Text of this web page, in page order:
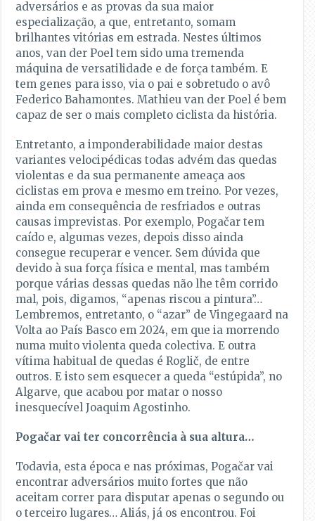
adversários e as provas da sua maior
especialização, a que, entretanto, somam
brilhantes vitórias em estrada. Nestes últimos
anos, van der Poel tem sido uma tremenda
máquina de versatilidade e de força também. E
tem genes para isso, via o pai e sobretudo o avô
Federico Bahamontes. Mathieu van der Poel é bem
capaz de ser o mais completo ciclista da história.
Entretanto, a imponderabilidade maior destas
variantes velocipédicas todas advém das quedas
violentas e da sua permanente ameaça aos
ciclistas em prova e mesmo em treino. Por vezes,
ainda em consequência de resfriados e outras
causas imprevistas. Por exemplo, Pogačar tem
caído e, algumas vezes, depois disso ainda
consegue recuperar e vencer. Sem dúvida que
devido à sua força física e mental, mas também
porque várias dessas quedas não lhe têm corrido
mal, pois, digamos, “apenas riscou a pintura”…
Lembremos, entretanto, o “azar” de Vingegaard na
Volta ao País Basco em 2024, em que ia morrendo
numa muito violenta queda colectiva. E outra
vítima habitual de quedas é Roglič, de entre
outros. E isto sem esquecer a queda “estúpida”, no
Algarve, que acabou por matar o nosso
inesquecível Joaquim Agostinho.
Pogačar vai ter concorrência à sua altura…
Todavia, esta época e nas próximas, Pogačar vai
encontrar adversários muito fortes que não
aceitam correr para disputar apenas o segundo ou
o terceiro lugares… Aliás, já os encontrou. Foi